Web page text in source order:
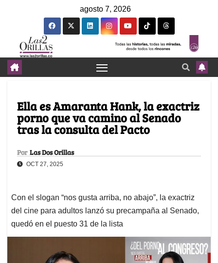
agosto 7, 2026
Ella es Amaranta Hank, la exactriz
porno que va camino al Senado
tras la consulta del Pacto
Por Las Dos Orillas
OCT 27, 2025
Con el slogan “nos gusta arriba, no abajo”, la exactriz
del cine para adultos lanzó su precampaña al Senado,
quedó en el puesto 31 de la lista